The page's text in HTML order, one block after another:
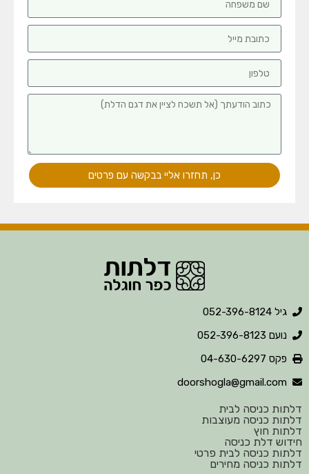
כן, תחזרו אליי בבקשה עם פרטים
גיל 052-396-8124
נועם 052-396-8123
פקס 04-630-6297
doorshogla@gmail.com
כניסה לבית
כניסה מעוצבות
חוץ
דלת כניסה
כניסה לבית פרטי
כניסה מחירים